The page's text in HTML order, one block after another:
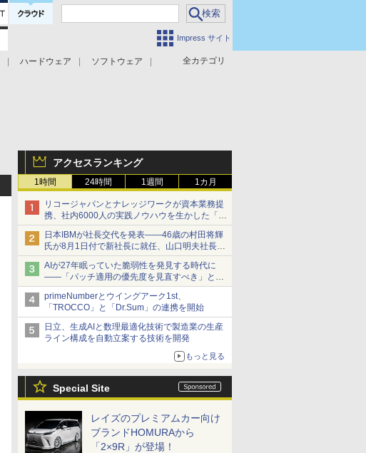
Impress サイト
全カテゴリ
ハードウェア
ソフトウェア
アクセスランキング
1時間 24時間 1週間 1カ月
リコージャパンとナレッジワークが資本業務提
携、社内6000人の実践ノウハウを生かした「AI
商談記録 for RICOH」を展開へ
日本IBMが社長交代を発表――46歳の村田将輝
氏が8月1日付で新社長に就任、山口明夫社長は
会長へ
AIが27年眠っていた脆弱性を発見する時代に
――「パッチ適用の優先度を見直すべき」とセ
キュリティ専門家
primeNumberとウイングアーク1st、
「TROCCO」と「Dr.Sum」の連携を開始
日立、生成AIと数理最適化技術で製造業の生産
ライン構成を自動立案する技術を開発
もっと見る
Special Site
レイズのプレミアムカー向け
ブランドHOMURAから
「2×9R」が登場！